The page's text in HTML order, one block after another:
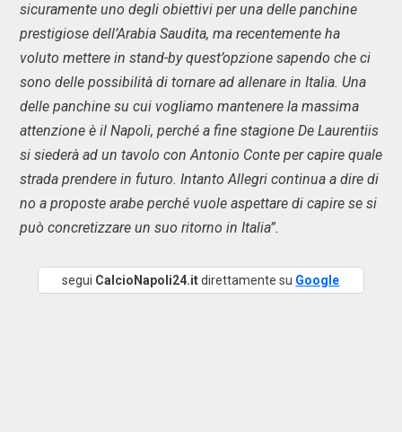
sicuramente uno degli obiettivi per una delle panchine
prestigiose dell’Arabia Saudita, ma recentemente ha
voluto mettere in stand-by quest’opzione sapendo che ci
sono delle possibilità di tornare ad allenare in Italia. Una
delle panchine su cui vogliamo mantenere la massima
attenzione è il Napoli, perché a fine stagione De Laurentiis
si siederà ad un tavolo con Antonio Conte per capire quale
strada prendere in futuro. Intanto Allegri continua a dire di
no a proposte arabe perché vuole aspettare di capire se si
può concretizzare un suo ritorno in Italia”.
segui CalcioNapoli24.itdirettamente su Google